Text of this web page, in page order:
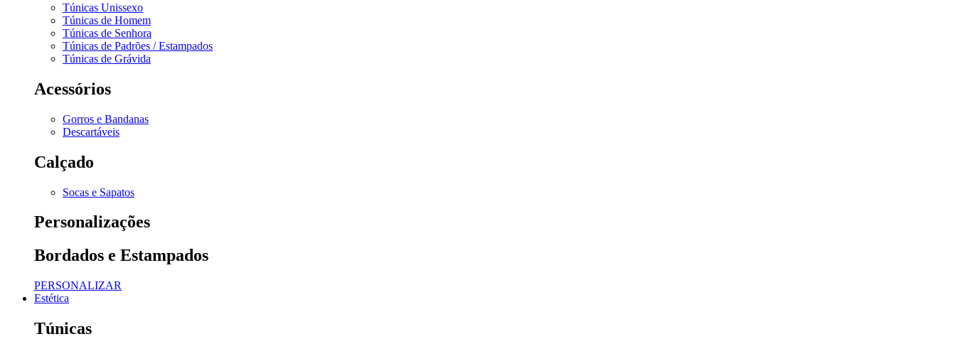
Túnicas Unissexo
Túnicas de Homem
Túnicas de Senhora
Túnicas de Padrões / Estampados
Túnicas de Grávida
Acessórios
Gorros e Bandanas
Descartáveis
Calçado
Socas e Sapatos
Personalizações
Bordados e Estampados
PERSONALIZAR
Estética
Túnicas